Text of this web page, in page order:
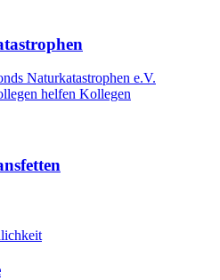
Naturkatastrophen e.V.
helfen Kollegen